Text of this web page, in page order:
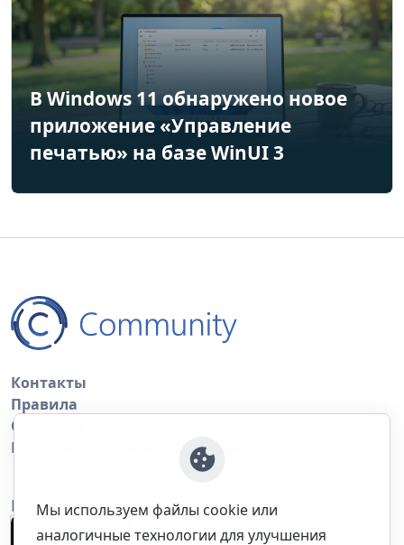
В Windows 11 обнаружено новое
приложение «Управление
печатью» на базе WinUI 3
Контакты
Правила
Обратная связь
Правила копирования материалов
Приложение
Мы используем файлы cookie или
аналогичные технологии для улучшения